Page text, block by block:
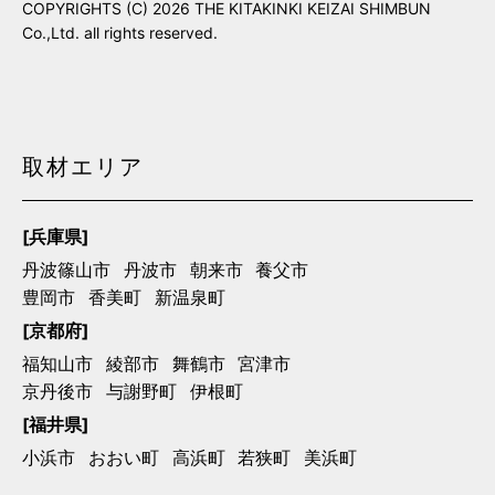
COPYRIGHTS (C) 2026 THE KITAKINKI KEIZAI SHIMBUN
Co.,Ltd. all rights reserved.
取材エリア
[兵庫県]
丹波篠山市
丹波市 朝来市
養父市
豊岡市
香美町
新温泉町
[京都府]
福知山市
綾部市 舞鶴市
宮津市
京丹後市
与謝野町
伊根町
[福井県]
小浜市
おおい町 高浜町 若狭町 美浜町